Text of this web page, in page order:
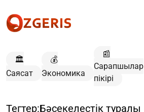
🏛️
Саясат
💰
Экономика
📰
Сарапшылар
пікірі
Тегтер:Бәсекелестік туралы